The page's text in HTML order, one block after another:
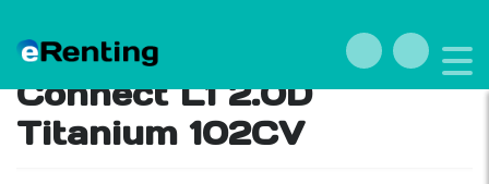
Renting Ford Tourneo
Connect L1 2.0D
Titanium 102CV